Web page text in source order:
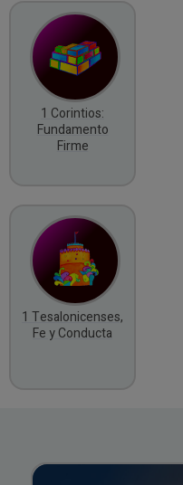
1 Corintios:
Fundamento
Firme
1 Tesalonicenses,
Fe y Conducta